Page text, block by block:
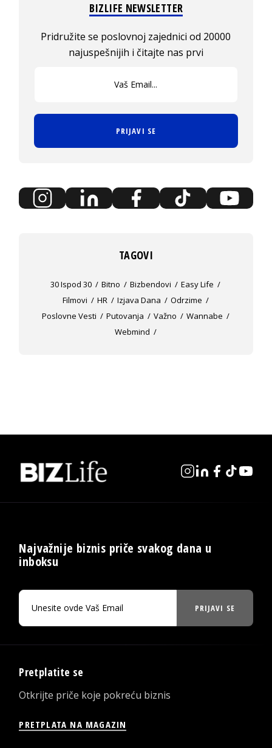
BIZLIFE NEWSLETTER
Pridružite se poslovnoj zajednici od 20000
najuspešnijih i čitajte nas prvi
PRIJAVI SE
TAGOVI
30 Ispod 30 Bitno Bizbendovi
Easy Life
Filmovi
HR Izjava Dana
Odrzime
Poslovne Vesti
Putovanja Važno
Wannabe
Webmind
Najvažnije biznis priče svakog dana u
inboksu
PRIJAVI SE
Pretplatite se
Otkrijte priče koje pokreću biznis
PRETPLATA NA MAGAZIN